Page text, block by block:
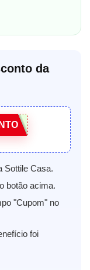
da
Sottile Casa.
botão acima.
"Cupom" no
foi